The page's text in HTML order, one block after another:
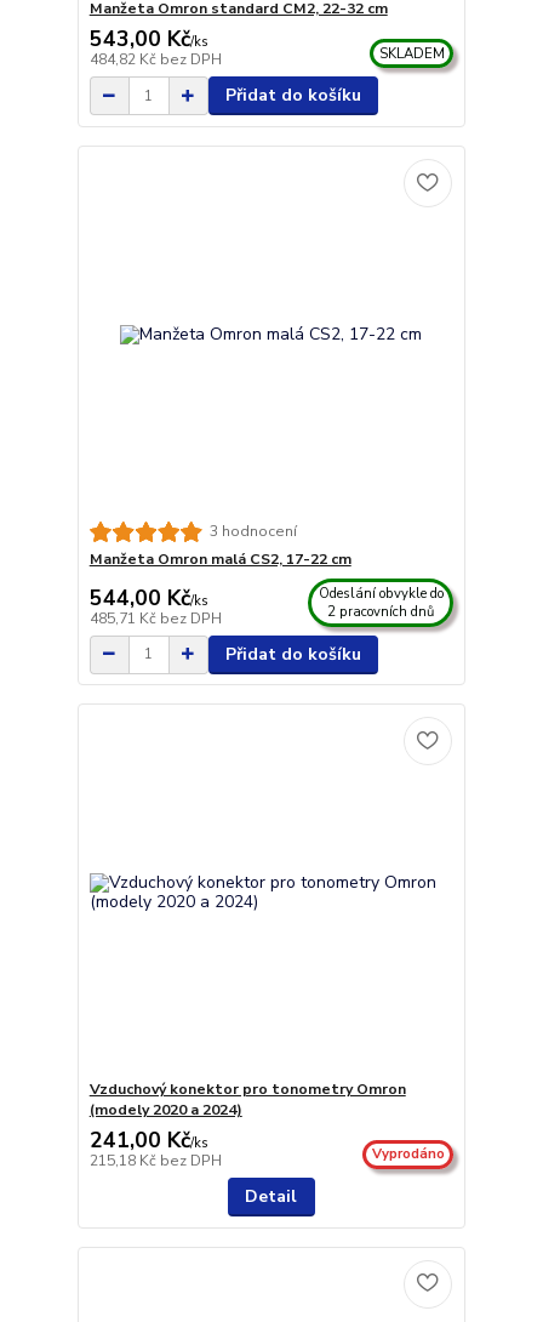
Manžeta Omron standard CM2, 22-32 cm
543,00 Kč/ks
484,82 Kč bez DPH SKLADEM
Přidat do košíku
3 hodnocení
Manžeta Omron malá CS2, 17-22 cm
544,00 Kč/ks
485,71 Kč bez DPH
Odeslání obvykle do
2 pracovních dnů
Přidat do košíku
Vzduchový konektor pro tonometry Omron
(modely 2020 a 2024)
241,00 Kč/ks
215,18 Kč bez DPH Vyprodáno
Detail